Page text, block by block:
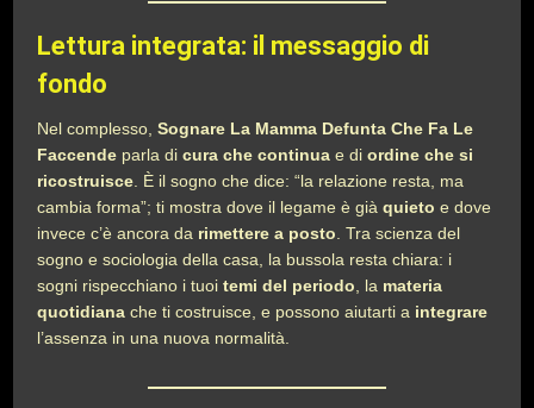
Lettura integrata: il messaggio di
fondo
Nel complesso,Sognare La Mamma Defunta Che Fa Le
Faccende parla dicura che continua e diordine che si
ricostruisce . È il sogno che dice: “la relazione resta, ma
cambia forma”; ti mostra dove il legame è giàquieto e dove
invece c’è ancora da rimettere a posto . Tra scienza del
sogno e sociologia della casa, la bussola resta chiara: i
sogni rispecchiano i tuoitemi del periodo , la materia
quotidiana che ti costruisce, e possono aiutarti a integrare
l’assenza in una nuova normalità.